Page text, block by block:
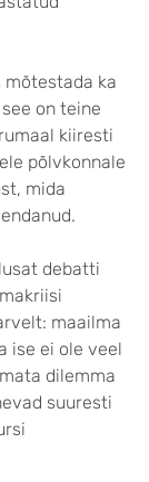
mõtestada ka
on teine
kiiresti
põlvkonnale
mida
debatti
maailma
ise ei ole veel
dilemma
suuresti